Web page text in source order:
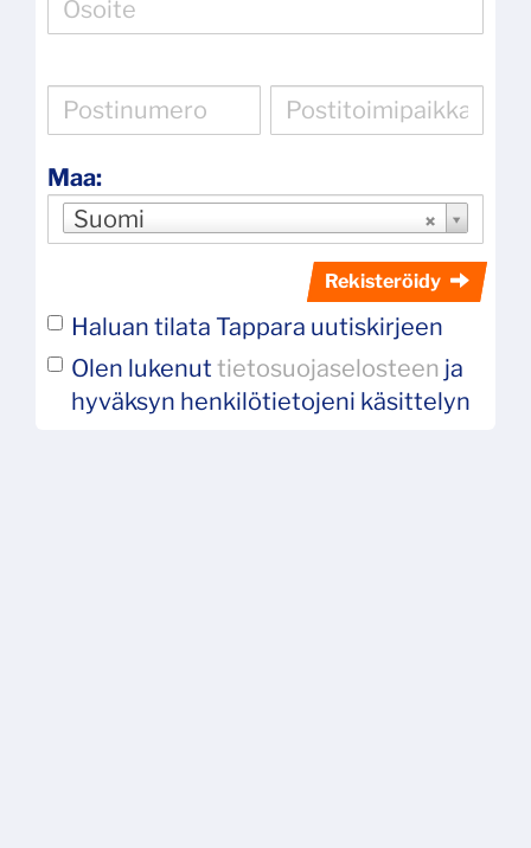
Maa:
Suomi
Rekisteröidy
Haluan tilata Tappara uutiskirjeen
Olen lukenut tietosuojaselosteen ja
hyväksyn henkilötietojeni käsittelyn